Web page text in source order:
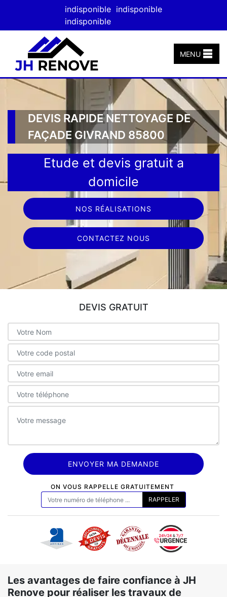
indisponible indisponible
indisponible
MENU
DEVIS RAPIDE NETTOYAGE DE
FAÇADE GIVRAND 85800
Etude et devis gratuit a
domicile
NOS RÉALISATIONS
CONTACTEZ NOUS
DEVIS GRATUIT
ON VOUS RAPPELLE GRATUITEMENT
Les avantages de faire confiance à JH
Renove pour réaliser les travaux de